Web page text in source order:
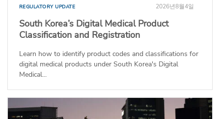
REGULATORY UPDATE 2026년8월4일
South Korea’s Digital Medical Product
Classification and Registration
Learn how to identify product codes and classifications for
digital medical products under South Korea's Digital
Medical...